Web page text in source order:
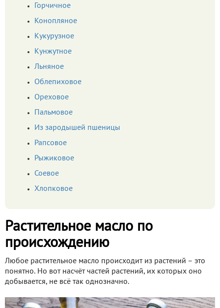
Горчичное
Конопляное
Кукурузное
Кунжутное
Льняное
Облепиховое
Ореховое
Пальмовое
Из зародышей пшеницы
Рапсовое
Рыжиковое
Соевое
Хлопковое
Растительное масло по
происхождению
Любое растительное масло происходит из растений – это
понятно. Но вот насчёт частей растений, их которых оно
добывается, не всё так однозначно.